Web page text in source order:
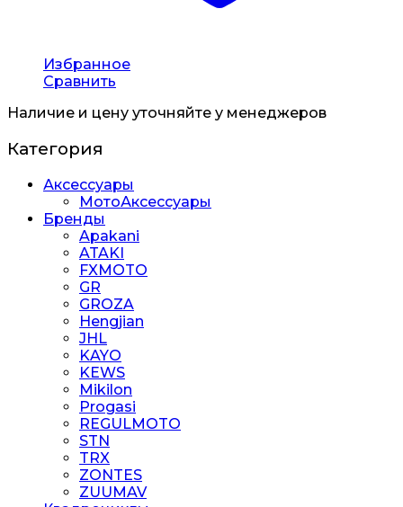
Избранное
Сравнить
Наличие и цену уточняйте у менеджеров
Категория
Аксессуары
МотоАксессуары
Бренды
Apakani
ATAKI
FXMOTO
GR
GROZA
Hengjian
JHL
KAYO
KEWS
Mikilon
Progasi
REGULMOTO
STN
TRX
ZONTES
ZUUMAV